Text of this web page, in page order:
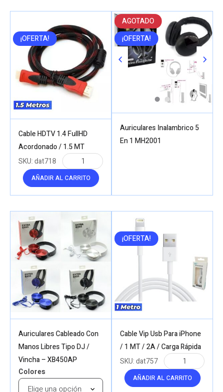
¡OFERTA!
Cable HDTV 1.4 FullHD
Acordonado / 1.5 MT
AÑADIR AL CARRITO
SKU:dat718
AGOTADO
¡OFERTA!
Auriculares Inalambrico 5
En 1 MH2001
Auriculares Cableado Con
Manos Libres Tipo DJ /
Vincha – XB450AP
Colores
¡OFERTA!
Cable Vip Usb Para iPhone
/ 1 MT / 2A / Carga Rápida
AÑADIR AL CARRITO
SKU:dat757